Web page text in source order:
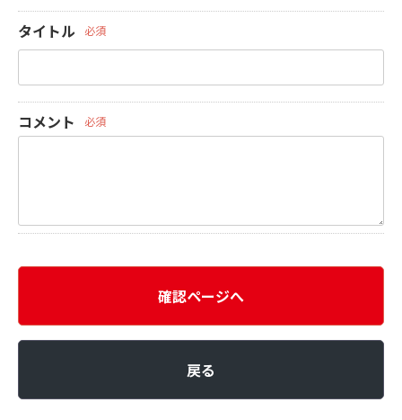
タイトル
必須
コメント 必須
確認ページへ
戻る